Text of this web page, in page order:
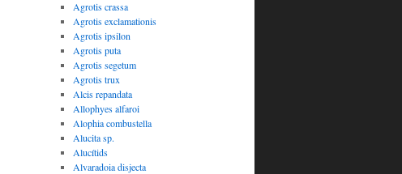
Agrotis crassa
Agrotis exclamationis
Agrotis ipsilon
Agrotis puta
Agrotis segetum
Agrotis trux
Alcis repandata
Allophyes alfaroi
Alophia combustella
Alucita sp.
Alucítids
Alvaradoia disjecta